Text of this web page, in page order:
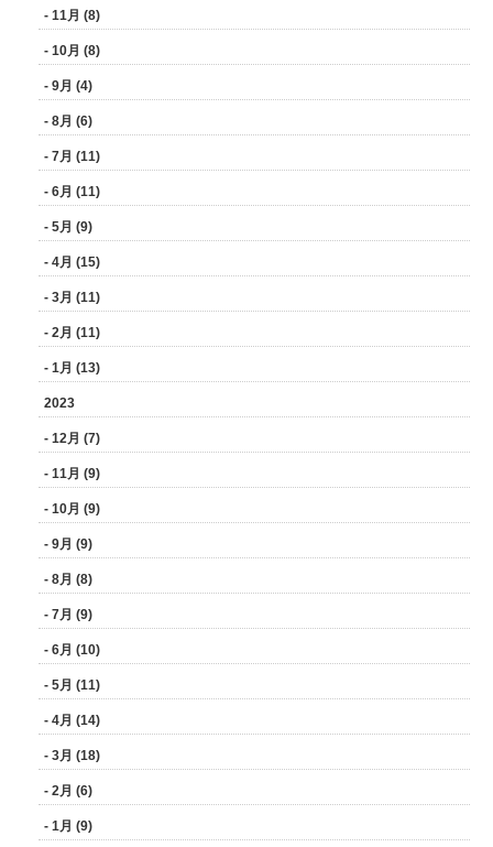
- 11月 (8)
- 10月 (8)
- 9月 (4)
- 8月 (6)
- 7月 (11)
- 6月 (11)
- 5月 (9)
- 4月 (15)
- 3月 (11)
- 2月 (11)
- 1月 (13)
2023
- 12月 (7)
- 11月 (9)
- 10月 (9)
- 9月 (9)
- 8月 (8)
- 7月 (9)
- 6月 (10)
- 5月 (11)
- 4月 (14)
- 3月 (18)
- 2月 (6)
- 1月 (9)